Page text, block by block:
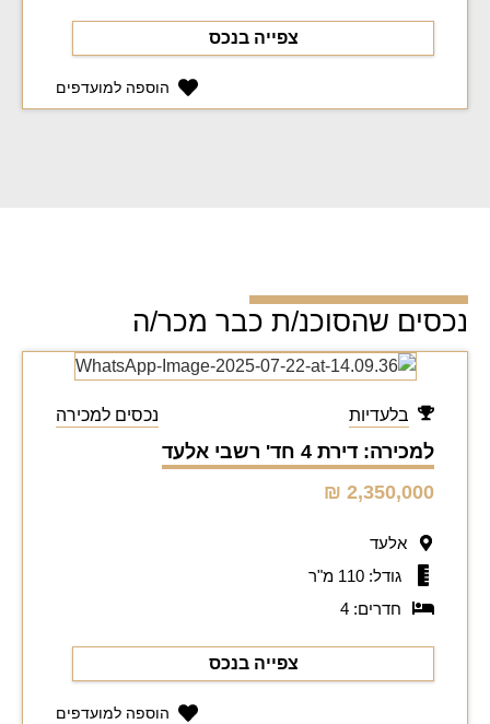
צפייה בנכס
הוספה למועדפים
נכסים שהסוכנ/ת כבר מכר/ה
בלעדיות נכסים למכירה
למכירה: דירת 4 חד' רשבי אלעד
2,350,000 ₪
אלעד
גודל: 110 מ"ר
חדרים: 4
צפייה בנכס
הוספה למועדפים